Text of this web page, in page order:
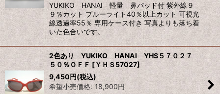
YUKIKO HANAI 軽量 鼻パッド付 紫外線９
９％カット ブルーライト40％以上カット 可視光
線透過率55％ 専用ケース付き 写真よりも落ち着
いた色合いです。
2色あり YUKIKO HANAI YHS５７０２７
５０％ＯＦＦ [ＹＨＳ57027]
9,450円(税込)
希望小売価格: 18,900円